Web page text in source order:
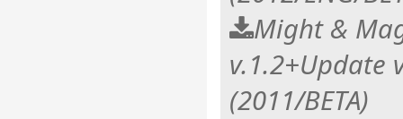
Might &
v.1.2+Update
(2011/BETA)